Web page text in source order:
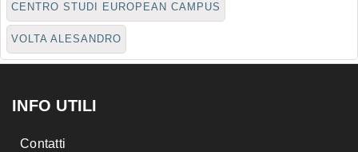
CENTRO STUDI EUROPEAN CAMPUS
VOLTA ALESANDRO
INFO UTILI
Contatti